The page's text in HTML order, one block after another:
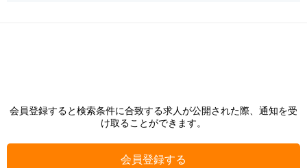
会員登録すると検索条件に合致する求人が公開された際、通知を受
け取ることができます。
会員登録する